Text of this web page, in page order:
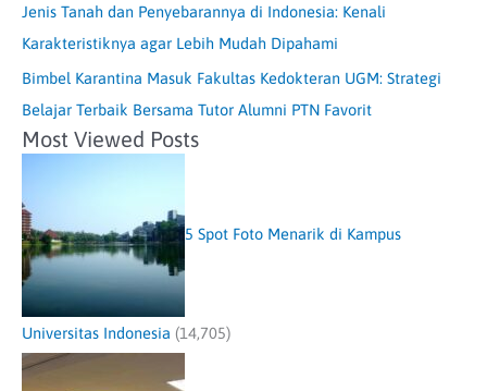
Jenis Tanah dan Penyebarannya di Indonesia: Kenali
Karakteristiknya agar Lebih Mudah Dipahami
Bimbel Karantina Masuk Fakultas Kedokteran UGM: Strategi
Belajar Terbaik Bersama Tutor Alumni PTN Favorit
Most Viewed Posts
5 Spot Foto Menarik di Kampus
Universitas Indonesia (14,705)